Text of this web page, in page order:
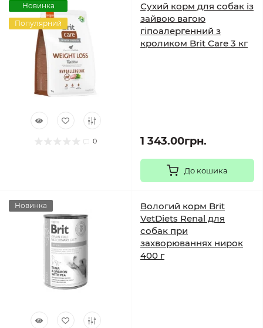
Новинка
Популярний
0
Сухий корм для собак із
зайвою вагою
гіпоалергенний з
кроликом Brit Care 3 кг
1 343.00грн.
До кошика
Новинка
Вологий корм Brit
VetDiets Renal для
собак при
захворюваннях нирок
400 г